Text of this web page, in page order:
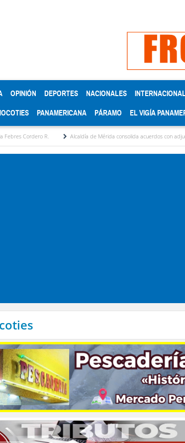
OPINIÓN DEPORTES NACIONALES
PANAMERICANA PÁRAMO EL VIGÍA
R. Alcaldía de Mérida consolida acuerdos con adjudicatarios del